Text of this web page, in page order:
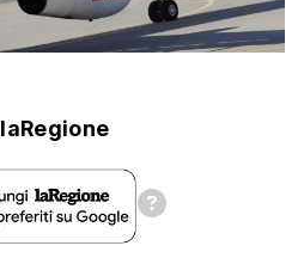
laRegione